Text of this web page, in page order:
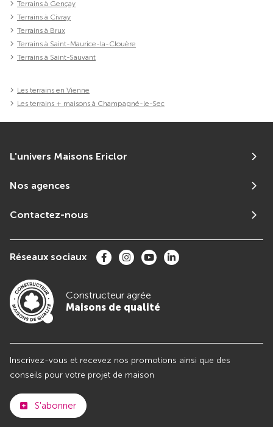
Terrains à Gençay
Terrains à Civray
Terrains à Brux
Terrains à Saint-Maurice-la-Clouère
Terrains à Saint-Sauvant
Les terrains en Vienne
Les terrains + maisons à Champagné-le-Sec
L'univers Maisons Ericlor
Nos agences
Contactez-nous
Réseaux sociaux
Constructeur agrée
Maisons de qualité
Inscrivez-vous et recevez nos promotions ainsi que des
conseils pour votre projet de maison
S'abonner